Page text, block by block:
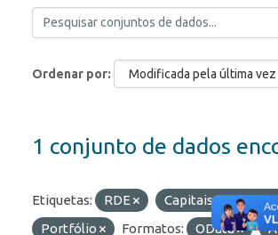
Ordenar por
1 conjunto de dados
Etiquetas: RDE
Capitais
Portfólio
Formatos: OData